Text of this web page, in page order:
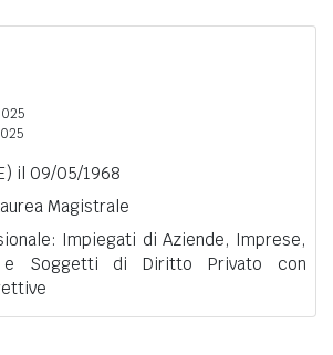
il 09/05/1968
Magistrale
Impiegati di Aziende, Imprese,
e Soggetti di Diritto Privato con